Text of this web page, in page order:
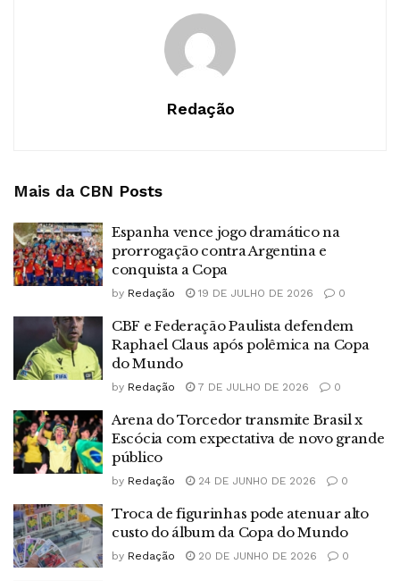
Redação
Mais da CBN Posts
Espanha vence jogo dramático na
prorrogação contra Argentina e
conquista a Copa
by Redação 19 DE JULHO DE 2026 0
CBF e Federação Paulista defendem
Raphael Claus após polêmica na Copa
do Mundo
by Redação 7 DE JULHO DE 2026 0
Arena do Torcedor transmite Brasil x
Escócia com expectativa de novo grande
público
by Redação 24 DE JUNHO DE 2026 0
Troca de figurinhas pode atenuar alto
custo do álbum da Copa do Mundo
by Redação 20 DE JUNHO DE 2026 0